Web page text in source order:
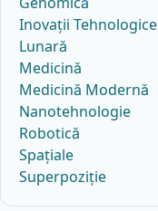
Inovații Tehnologice
Lunară
Medicină
Medicină Modernă
Nanotehnologie
Robotică
Spațiale
Superpoziție